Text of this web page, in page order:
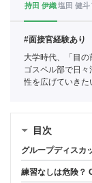
持田 伊織塩田 健斗
#面接官経験あり
大学時代、「目
ゴスペル部で日
性を広げていき
目次
グループディスカ
練習なしは危険？